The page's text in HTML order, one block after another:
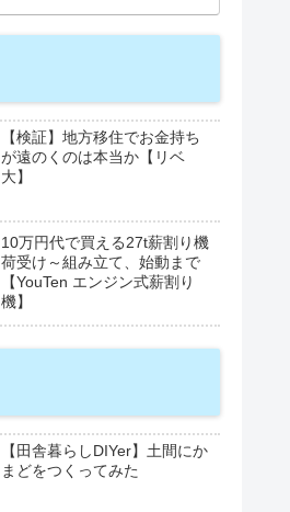
【検証】地方移住でお金持ち
が遠のくのは本当か【リベ
大】
10万円代で買える27t薪割り機
荷受け～組み立て、始動まで
【YouTen エンジン式薪割り
機】
【田舎暮らしDIYer】土間にか
まどをつくってみた